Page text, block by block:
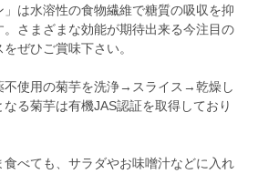
は水溶性の食物繊維で糖質の吸収を抑
。さまざまな効能が期待出来る今注目の
ぜひご賞味下さい。
不使用の菊芋を洗浄→スライス→乾燥し
る菊芋は有機JAS認証を取得しており
べても、サラダやお味噌汁などに入れ